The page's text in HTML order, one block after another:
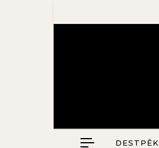
DESTPÊK